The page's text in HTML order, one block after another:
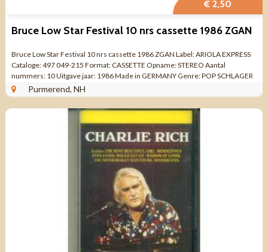
€ 2,50
Bruce Low Star Festival 10 nrs cassette 1986 ZGAN
Bruce Low Star Festival 10 nrs cassette 1986 ZGAN Label: ARIOLA EXPRESS
Cataloge: 497 049-215 Format: CASSETTE Opname: STEREO Aantal
nummers: 10 Uitgave jaar: 1986 Made in GERMANY Genre: POP SCHLAGER
Kwaliteit: ZO GOED ALS NIEUW Seite 1 ...
Purmerend, NH